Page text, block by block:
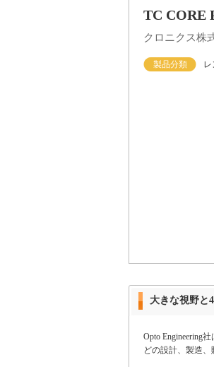
TC CORE
クロニクス株
製品分類 レ
大きな視野と
Opto Engineering
どの設計、製造、